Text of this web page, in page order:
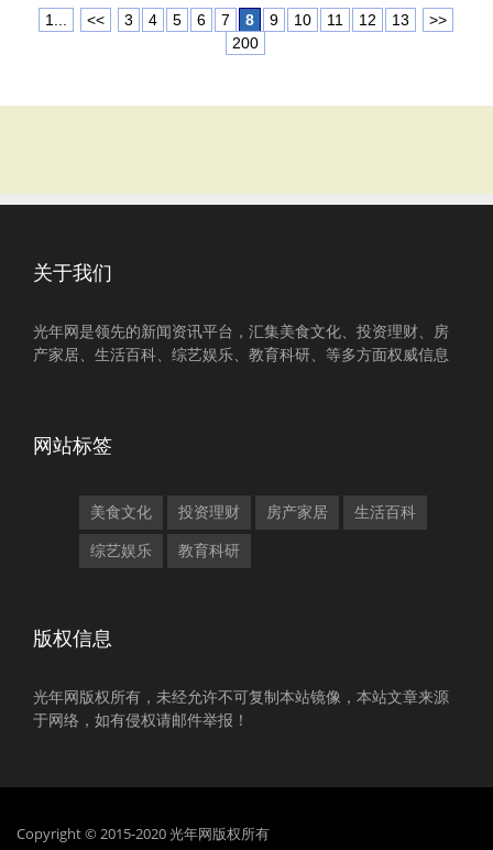
1... << 3 4 5 6 7 8 9 10 11 12 13
>>
200
关于我们
光年网是领先的新闻资讯平台，汇集美食文化、投资理财、房
产家居、生活百科、综艺娱乐、教育科研、等多方面权威信息
网站标签
美食文化 投资理财 房产家居 生活百科
综艺娱乐 教育科研
版权信息
光年网版权所有，未经允许不可复制本站镜像，本站文章来源
于网络，如有侵权请邮件举报！
Copyright © 2015-2020 光年网版权所有